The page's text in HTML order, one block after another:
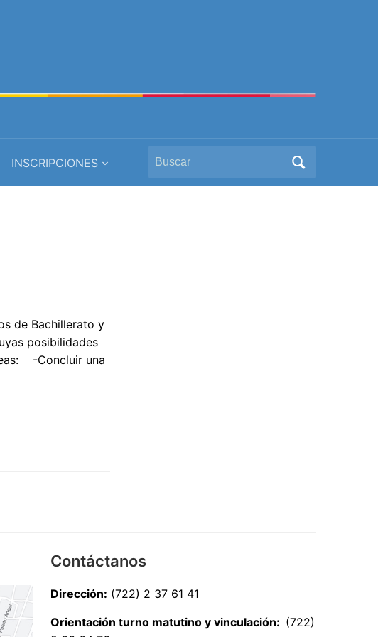
INSCRIPCIONES
Search
de Bachillerato y
posibilidades
-Concluir una
Contáctanos
Dirección: (722) 2 37 61 41
Orientación turno matutino y vinculación: (722)